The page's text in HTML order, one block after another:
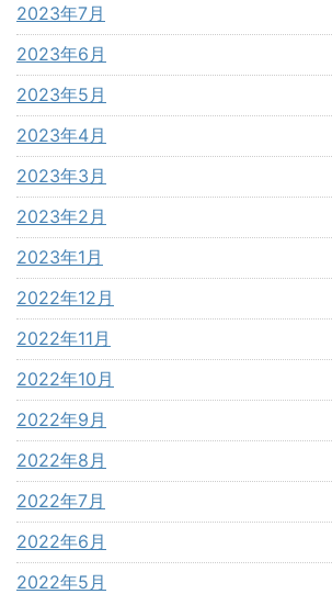
2023年7月
2023年6月
2023年5月
2023年4月
2023年3月
2023年2月
2023年1月
2022年12月
2022年11月
2022年10月
2022年9月
2022年8月
2022年7月
2022年6月
2022年5月